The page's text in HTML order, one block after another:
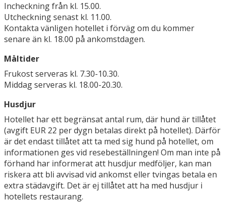
Incheckning från kl. 15.00.
Utcheckning senast kl. 11.00.
Kontakta vänligen hotellet i förväg om du kommer
senare än kl. 18.00 på ankomstdagen.
Måltider
Frukost serveras kl. 7.30-10.30.
Middag serveras kl. 18.00-20.30.
Husdjur
Hotellet har ett begränsat antal rum, där hund är tillåtet
(avgift EUR 22 per dygn betalas direkt på hotellet). Därför
är det endast tillåtet att ta med sig hund på hotellet, om
informationen ges vid resebeställningen! Om man inte på
förhand har informerat att husdjur medföljer, kan man
riskera att bli avvisad vid ankomst eller tvingas betala en
extra städavgift. Det är ej tillåtet att ha med husdjur i
hotellets restaurang.